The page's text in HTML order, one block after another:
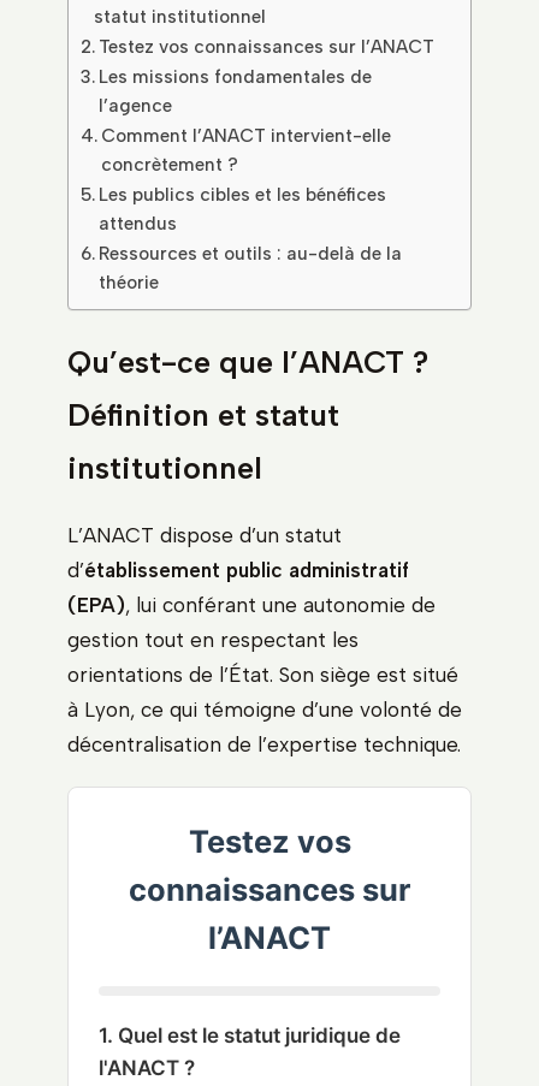
statut institutionnel
Testez vos connaissances sur l’ANACT
Les missions fondamentales de
l’agence
Comment l’ANACT intervient-elle
concrètement ?
Les publics cibles et les bénéfices
attendus
Ressources et outils : au-delà de la
théorie
Qu’est-ce que l’ANACT ?
Définition et statut
institutionnel
L’ANACT dispose d’un statut
d’établissement public administratif
(EPA), lui conférant une autonomie de
gestion tout en respectant les
orientations de l’État. Son siège est situé
à Lyon, ce qui témoigne d’une volonté de
décentralisation de l’expertise technique.
Testez vos
connaissances sur
l’ANACT
1. Quel est le statut juridique de
l'ANACT ?